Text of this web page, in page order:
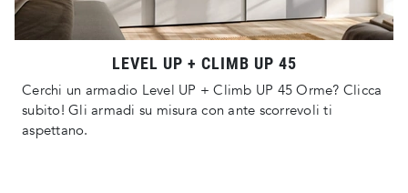
LEVEL UP + CLIMB UP 45
Cerchi un armadio Level UP + Climb UP 45 Orme? Clicca
subito! Gli armadi su misura con ante scorrevoli ti
aspettano.